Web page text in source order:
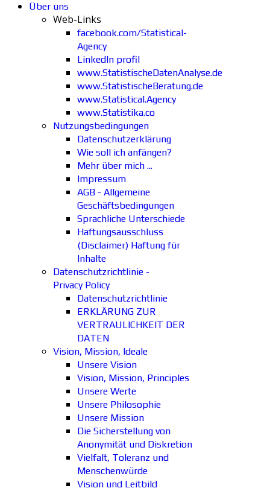
Über uns
Web-Links
facebook.com/Statistical-
Agency
LinkedIn profil
www.StatistischeDatenAnalyse.de
www.StatistischeBeratung.de
www.Statistical.Agency
www.Statistika.co
Nutzungsbedingungen
Datenschutzerklärung
Wie soll ich anfängen?
Mehr über mich ...
Impressum
AGB - Allgemeine
Geschäftsbedingungen
Sprachliche Unterschiede
Haftungsausschluss
(Disclaimer) Haftung für
Inhalte
Datenschutzrichtlinie -
Privacy Policy
Datenschutzrichtlinie
ERKLÄRUNG ZUR
VERTRAULICHKEIT DER
DATEN
Vision, Mission, Ideale
Unsere Vision
Vision, Mission, Principles
Unsere Werte
Unsere Philosophie
Unsere Mission
Die Sicherstellung von
Anonymität und Diskretion
Vielfalt, Toleranz und
Menschenwürde
Vision und Leitbild